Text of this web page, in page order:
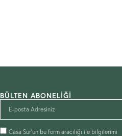
BÜLTEN ABONELIĞI
Casa Sur’un bu form aracılığı ile bilgilerimi